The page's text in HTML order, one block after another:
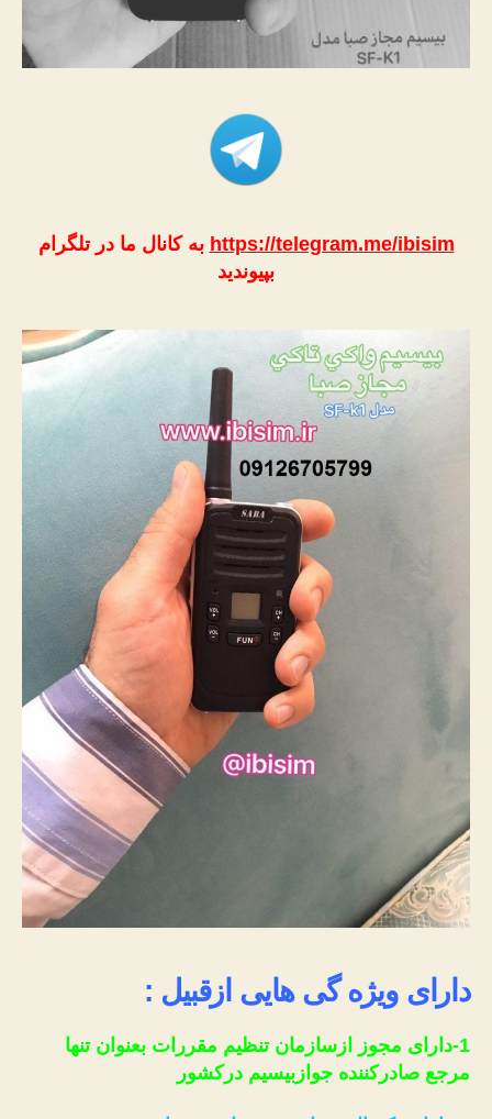
https://telegram.me/ibisim به کانال ما در تلگرام
بپیوندید
دارای ویژه گی هایی ازقبیل :
1-دارای مجوز ازسازمان تنظیم مقررات بعنوان تنها
مرجع صادرکننده جوازبیسیم درکشور